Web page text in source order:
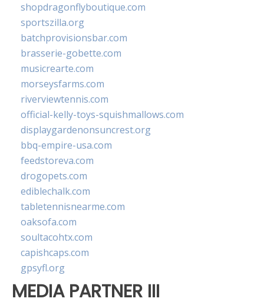
shopdragonflyboutique.com
sportszilla.org
batchprovisionsbar.com
brasserie-gobette.com
musicrearte.com
morseysfarms.com
riverviewtennis.com
official-kelly-toys-squishmallows.com
displaygardenonsuncrest.org
bbq-empire-usa.com
feedstoreva.com
drogopets.com
ediblechalk.com
tabletennisnearme.com
oaksofa.com
soultacohtx.com
capishcaps.com
gpsyfl.org
MEDIA PARTNER III